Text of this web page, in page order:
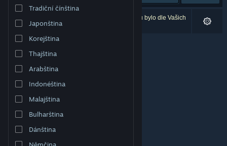
Změnit jazyk
Mobilní aplikace služby Steam
Desktopová verze stránky
Tradiční čínština
Japonština
Korejština
Thajština
Arabština
Indonéština
Malajština
Bulharština
Dánština
Vašemu zadání odpovídá 0 výsledků. 5 produktů bylo dle Vašich
předvoleb vyloučeno z výsledků vyhledávání.